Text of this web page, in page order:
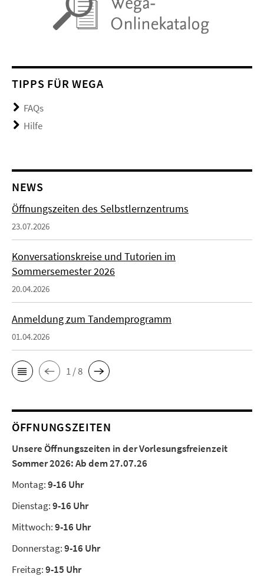
TIPPS FÜR WEGA
FAQs
Hilfe
NEWS
Öffnungszeiten des Selbstlernzentrums
23.07.2026
Konversationskreise und Tutorien im
Sommersemester 2026
20.04.2026
Anmeldung zum Tandemprogramm
01.04.2026
1 / 8
ÖFFNUNGSZEITEN
Unsere Öffnungszeiten in der Vorlesungsfreienzeit
Sommer 2026:Ab dem 27.07.26
Montag:9-16 Uhr
Dienstag:9-16 Uhr
Mittwoch:9-16 Uhr
Donnerstag:9-16 Uhr
Freitag:9-15 Uhr